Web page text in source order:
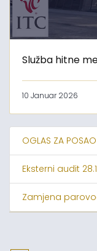
Služba hitne
10 Januar 2026
OGLAS ZA POSAO
Eksterni audit
Zamjena